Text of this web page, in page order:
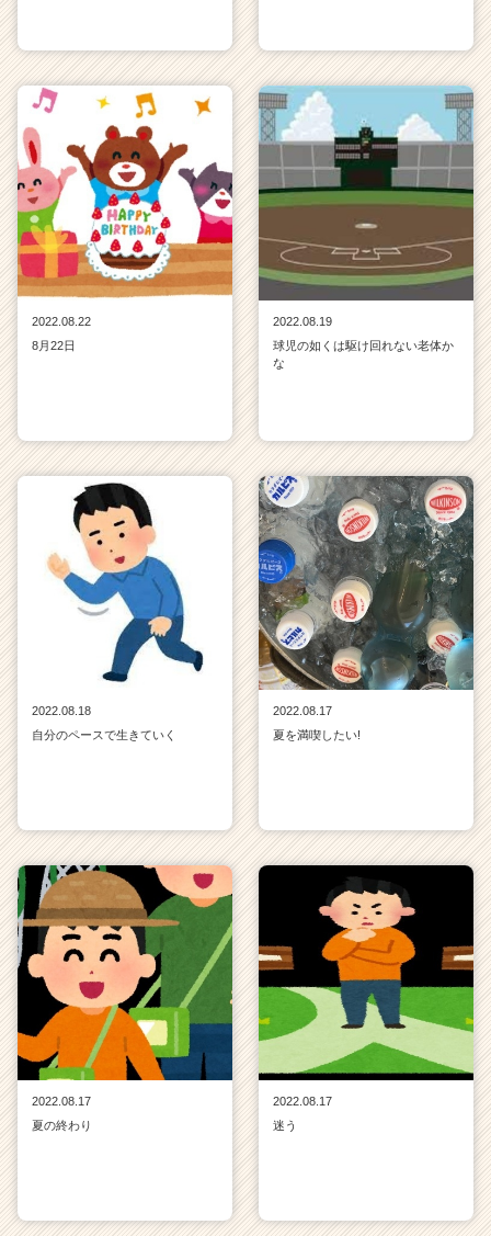
2022.08.22
8月22日
2022.08.19
球児の如くは駆け回れない老体か
な
2022.08.18
自分のペースで生きていく
2022.08.17
夏を満喫したい!
2022.08.17
夏の終わり
2022.08.17
迷う